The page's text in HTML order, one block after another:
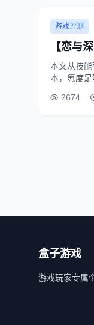
游戏评测
【恋与
本文从技
本，氪度足
2674
盒子游戏
游戏玩家专属